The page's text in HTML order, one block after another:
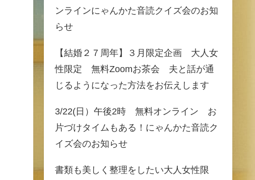
ンラインにゃんかた音読クイズ会のお知
らせ
【結婚２７周年】３月限定企画 大人女
性限定 無料Zoomお茶会 夫と話が通
じるようになった方法をお伝えします
3/22(日）午後2時 無料オンライン お
片づけタイムもある！にゃんかた音読ク
イズ会のお知らせ
書類も美しく整理をしたい大人女性限